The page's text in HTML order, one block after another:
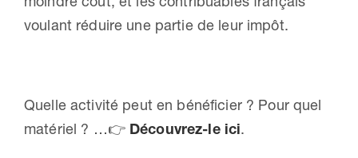
voulant réduire une partie de leur impôt.
Quelle activité peut en bénéficier ? Pour quel
matériel ? …👉 Découvrez-le ici.